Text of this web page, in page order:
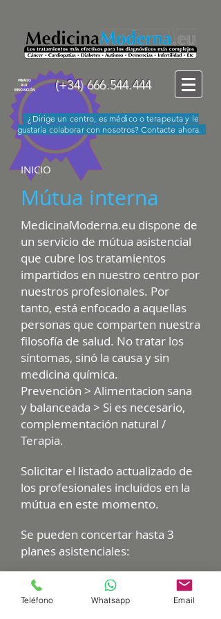
PREMIO
A LA
INNOVACIÓN
(+34)666.544.444
¿Dirige un centro, es médico o terapeuta y le
gustaría colaborar con nosotros? Contacte ahora.
INICIO
Mútua interna
MedicinaModerna.eu dispone de
un servicio de mútua asistencial
que cubre los tratamientos
impartidos en nuestro centro por
nuestros profesionales. Por
tanto, está enfocado a aquellas
personas que comparten nuestra
filosofía de salud. No tratar los
síntomas, sinó la causa y sin
medicina química.
Prevención > Alimentacion sana
y balanceada > Si es necesario,
complementación natural /
Terapia.
Solicitar el listado actualizado de
los profesionales incluidos en la
mútua en este momento.
Se pueden concertar hasta 3
planes asistenciales:
- Consultas en consultorio.
Teléfono Whatsapp Email